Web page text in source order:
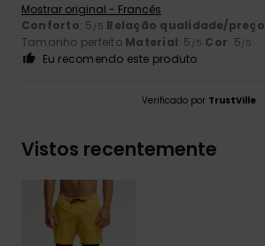
Mostrar original - Francês
Conforto: 5 /5 Relação qualidade/preço
Tamanho perfeito Material: 5 /5 Cor: 5/5
Eu recomendo este produto
Verificado por TrustVille
Vistos recentemente